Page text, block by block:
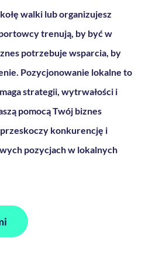
walki lub organizujesz
trenują, by być w
potrzebuje wsparcia, by
Pozycjonowanie lokalne to
strategii, wytrwałości i
pomocą Twój biznes
konkurencję i
pozycjach w lokalnych